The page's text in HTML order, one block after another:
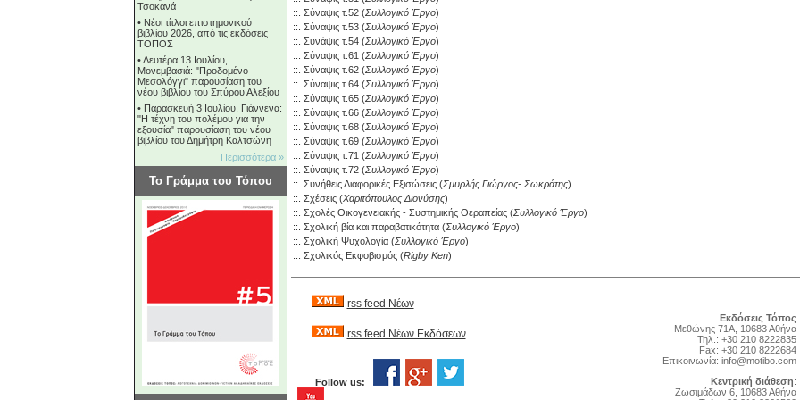
Τσοκανά
• Νέοι τίτλοι επιστημονικού
βιβλίου 2026, από τις εκδόσεις
ΤΟΠΟΣ
•Δευτέρα 13 Ιουλίου,
Μονεμβασιά: "Προδομένο
Μεσολόγγι" παρουσίαση του
νέου βιβλίου του Σπύρου Αλεξίου
• Παρασκευή 3 Ιουλίου, Γιάννενα:
"Η τέχνη του πολέμου για την
εξουσία" παρουσίαση του νέου
βιβλίου του Δημήτρη Καλτσώνη
Περισσότερα »
Το Γράμμα του Τόπου
::. Σύναψις τ.52(Συλλογικό Έργο)
::. Σύναψις τ.53(Συλλογικό Έργο)
::. Συνάψις τ.54(Συλλογικό Έργο)
::. Σύναψις τ.61 (Συλλογικό Έργο)
::. Σύναψις τ.62(Συλλογικό Έργο)
::. Σύναψις τ.64(Συλλογικό Έργο)
::. Σύναψις τ.65(Συλλογικό Έργο)
::. Σύναψις τ.66(Συλλογικό Έργο)
::. Σύναψις τ.68(Συλλογικό Έργο)
::. Σύναψις τ.69(Συλλογικό Έργο)
::. Σύναψις τ.71 (Συλλογικό Έργο)
::. Σύναψις τ.72(Συλλογικό Έργο)
::. Συνήθεις Διαφορικές Εξισώσεις(Σμυρλής Γιώργος- Σωκράτης)
::. Σχέσεις(Χαριτόπουλος Διονύσης)
::. Σχολές Οικογενειακής - Συστημικής Θεραπείας(Συλλογικό Έργο)
::. Σχολική βία και παραβατικότητα(Συλλογικό Έργο)
::. Σχολική Ψυχολογία(Συλλογικό Έργο)
::. Σχολικός Εκφοβισμός(Rigby Ken)
rss feed Νέων
rss feed Νέων Εκδόσεων
Follow us:
Εκδόσεις Τόπος
Μεθώνης 71Α, 10683 Αθήνα
Τηλ.: +30 210 8222835
Fax: +30 210 8222684
Επικοινωνία: info@motibo.com
Κεντρική διάθεση:
Zωσιμάδων 6, 10683 Αθήνα